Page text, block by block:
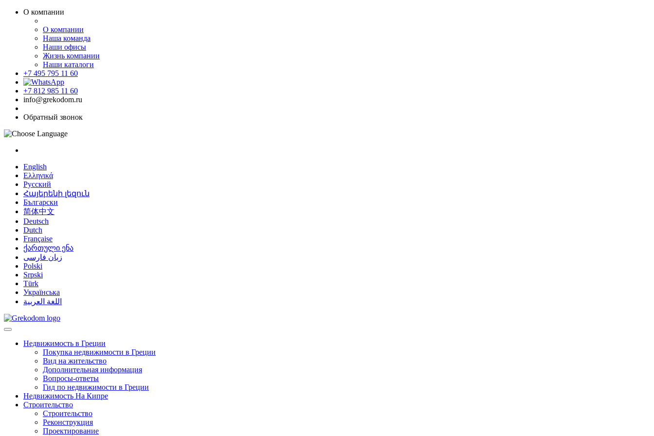
О компании
О компании
Наша команда
Наши офисы
Жизнь компании
Наши каталоги
+7 495 795 11 60
+7 812 985 11 60
info@grekodom.ru
Обратный звонок
English
Ελληνικά
Русский
Հայերենի լեզուն
Български
简体中文
Deutsch
Dutch
Française
ქართული ენა
زبان فارسی
Polski
Srpski
Türk
Українська
اللغة العربية
Недвижимость в Греции
Покупка недвижимости в Греции
Вид на жительство
Дополнительная информация
Вопросы-ответы
Гид по недвижимости в Греции
Недвижимость На Кипре
Строительство
Строительство
Реконструкция
Проектирование